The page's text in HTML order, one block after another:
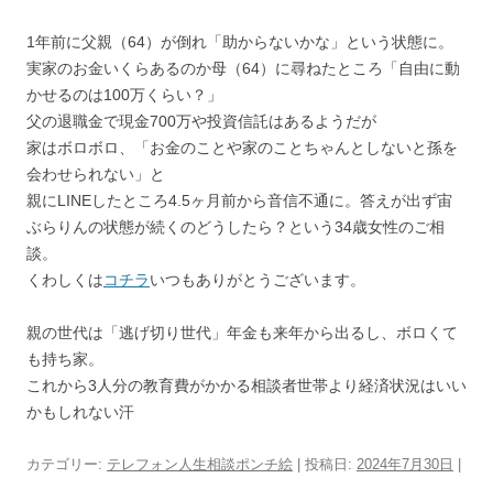
1年前に父親（64）が倒れ「助からないかな」という状態に。
実家のお金いくらあるのか母（64）に尋ねたところ「自由に動
かせるのは100万くらい？」
父の退職金で現金700万や投資信託はあるようだが
家はボロボロ、「お金のことや家のことちゃんとしないと孫を
会わせられない」と
親にLINEしたところ4.5ヶ月前から音信不通に。答えが出ず宙
ぶらりんの状態が続くのどうしたら？という34歳女性のご相
談。
くわしくはコチラいつもありがとうございます。
親の世代は「逃げ切り世代」年金も来年から出るし、ボロくて
も持ち家。
これから3人分の教育費がかかる相談者世帯より経済状況はいい
かもしれない汗
カテゴリー: テレフォン人生相談ポンチ絵 | 投稿日: 2024年7月30日